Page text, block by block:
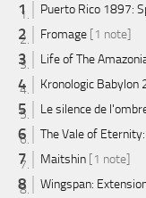
Puerto Rico 1897:
Fromage [1 note]
Life of The
Kronologic Babylon
Le silence de
The Vale of
Maitshin [1 note]
Wingspan: